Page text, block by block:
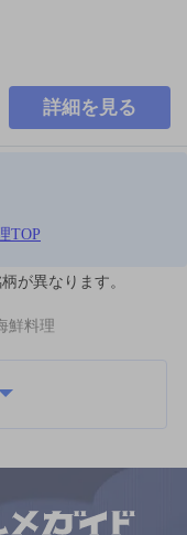
詳細を見る
TOP
が異なります。
鮮料理